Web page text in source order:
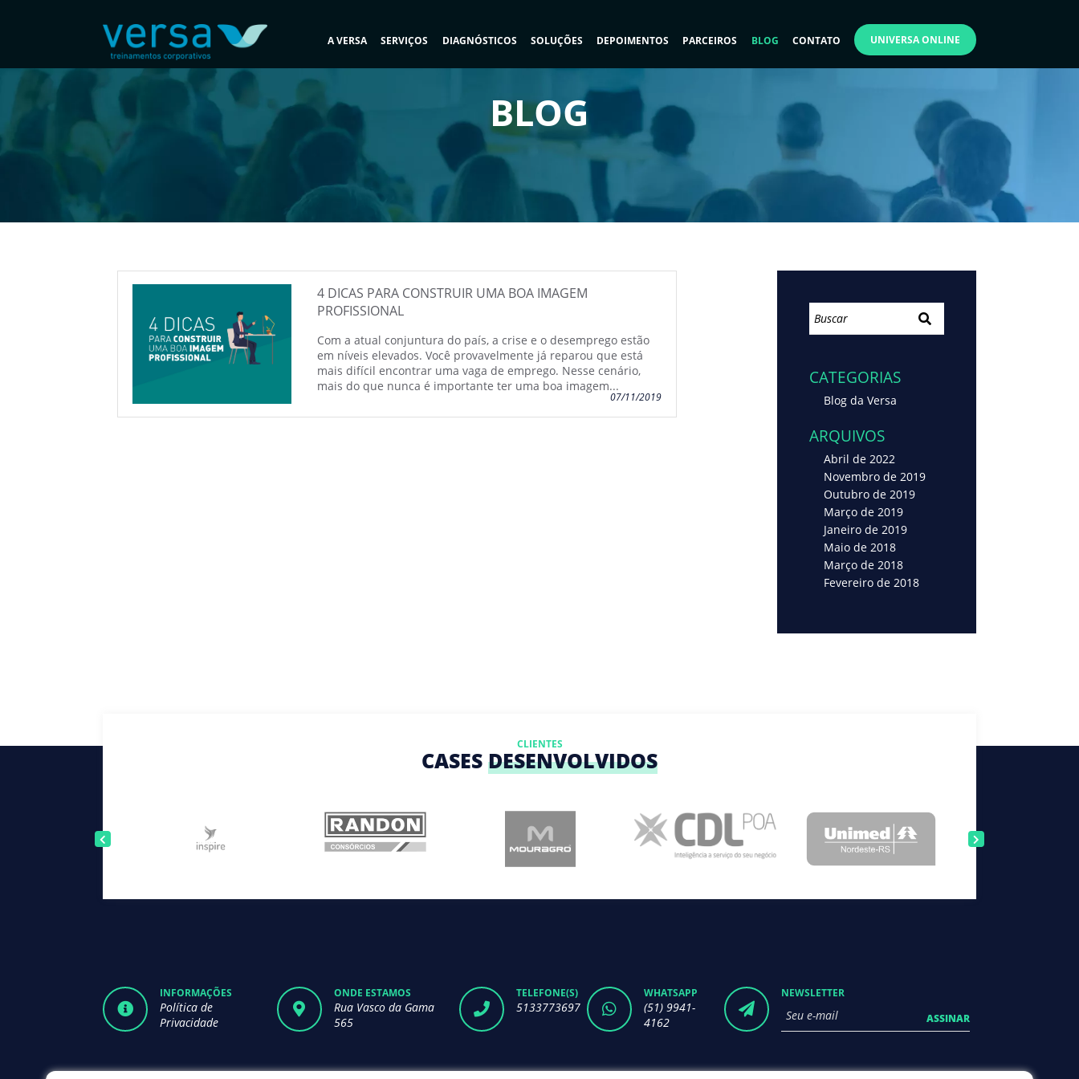
A VERSA SERVIÇOS DIAGNÓSTICOS SOLUÇÕES DEPOIMENTOS PARCEIROS BLOG CONTATO UNIVERSA ONLINE
BLOG
4 DICAS PARA CONSTRUIR UMA BOA IMAGEM
PROFISSIONAL
Com a atual conjuntura do país, a crise e o desemprego estão
em níveis elevados. Você provavelmente já reparou que está
mais difícil encontrar uma vaga de emprego. Nesse cenário,
mais do que nunca é importante ter uma boa imagem...
07/11/2019
CATEGORIAS
Blog da Versa
ARQUIVOS
Abril de 2022
Novembro de 2019
Outubro de 2019
Março de 2019
Janeiro de 2019
Maio de 2018
Março de 2018
Fevereiro de 2018
CLIENTES
CASES DESENVOLVIDOS
INFORMAÇÕES
Política de
Privacidade
ONDE ESTAMOS
Rua Vasco da Gama
565
TELEFONE(S)
5133773697
WHATSAPP
(51) 9941-
4162
NEWSLETTER
ASSINAR